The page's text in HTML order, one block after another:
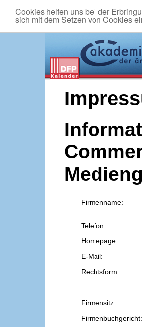
Cookies helfen uns bei der
sich mit dem Setzen von Cookies
Firmenname:
Telefon:
Homepage:
E-Mail:
Rechtsform:
Firmensitz:
Firmenbuchgericht: